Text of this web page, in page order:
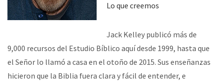
Lo que creemos
Jack Kelley publicó más de
9,000 recursos del Estudio Bíblico aquí desde 1999, hasta que
el Señor lo llamó a casa en el otoño de 2015. Sus enseñanzas
hicieron que la Biblia fuera clara y fácil de entender, e